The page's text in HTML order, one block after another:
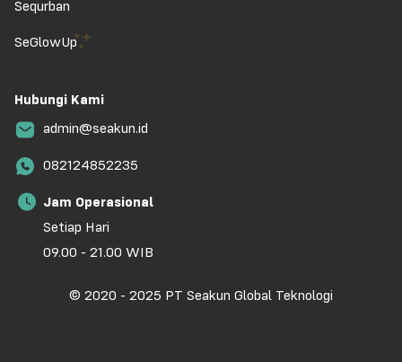
Sequrban
SeGlowUp
Hubungi Kami
admin@seakun.id
082124852235
Jam Operasional
Setiap Hari
09.00 - 21.00 WIB
© 2020 - 2025 PT Seakun Global Teknologi